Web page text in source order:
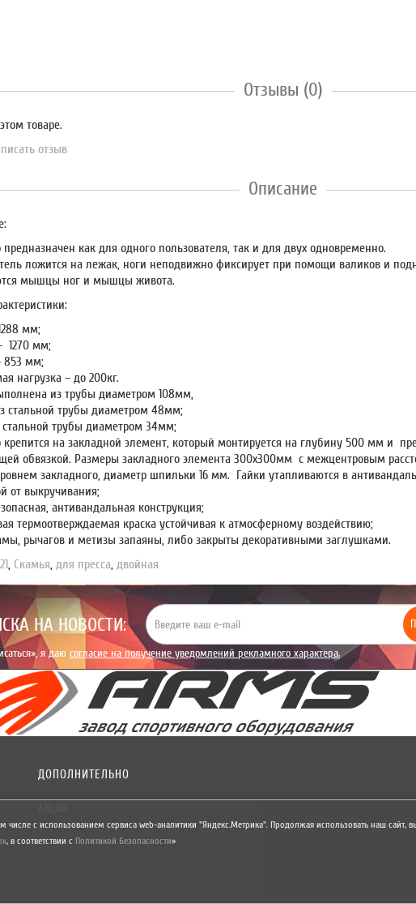
Отзывы (0)
товаре.
отзыв
Описание
предназначен как для одного пользователя, так и для двух одновременно.
ложится на лежак, ноги неподвижно фиксирует при помощи валиков и
мышцы ног и мышцы живота.
мм;
1270 мм;
853 мм;
нагрузка – до 200кг.
из трубы диаметром 108мм,
стальной трубы диаметром 48мм;
трубы диаметром 34мм;
крепится на закладной элемент, который монтируется на глубину 500 мм и
обвязкой. Размеры закладного элемента 300х300мм с межцентровым
закладного, диаметр шпильки 16 мм. Гайки утапливаются в
от выкручивания;
антивандальная конструкция;
термоотверждаемая краска устойчивая к атмосферному воздействию;
рычагов и метизы запаяны, либо закрыты декоративными заглушками.
, Скамья,для пресса,двойная
НА НОВОСТИ:
я даю согласие на получение уведомлений рекламного характера.
ДОПОЛНИТЕЛЬНО
числе с использованием сервиса web-аналитики "Яндекс.Метрика". Продолжая использовать наш сайт,
, в соответствии с Политикой Безопасности»